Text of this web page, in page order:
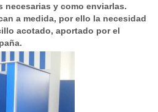
y como enviarlas.
a medida, por ello la necesidad
acotado, aportado por el